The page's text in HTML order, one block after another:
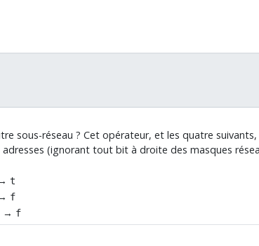
sous-réseau ? Cet opérateur, et les quatre
(ignorant tout bit à droite des masques
t
f
→ f